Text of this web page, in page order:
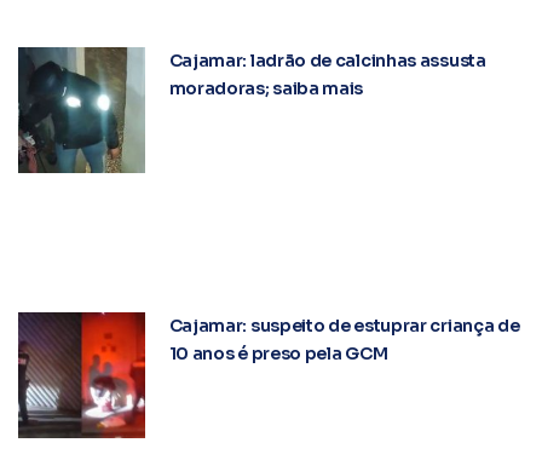
Cajamar: ladrão de calcinhas assusta
moradoras; saiba mais
Cajamar: suspeito de estuprar criança de
10 anos é preso pela GCM